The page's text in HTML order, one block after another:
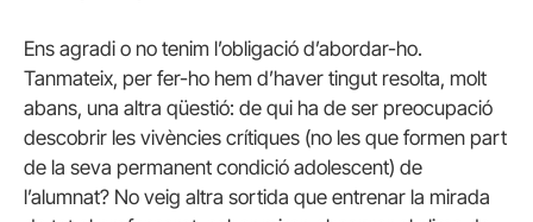
Ens agradi o no tenim l’obligació d’abordar-ho.
Tanmateix, per fer-ho hem d’haver tingut resolta, molt
abans, una altra qüestió: de qui ha de ser preocupació
descobrir les vivències crítiques (no les que formen part
de la seva permanent condició adolescent) de
l’alumnat? No veig altra sortida que entrenar la mirada